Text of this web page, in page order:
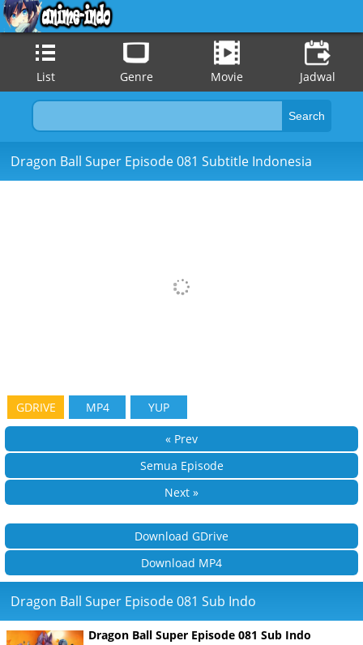
List Genre Movie Jadwal
Dragon Ball Super Episode 081 Subtitle Indonesia
GDRIVE MP4 YUP
« Prev
Semua Episode
Next »
Download GDrive
Download MP4
Dragon Ball Super Episode 081 Sub Indo
Dragon Ball Super Episode 081 Sub Indo